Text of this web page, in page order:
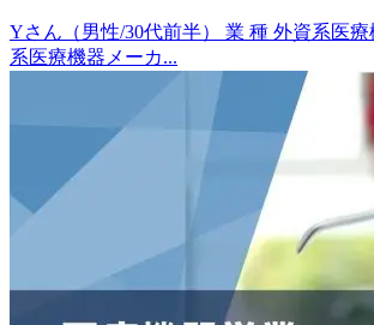
Yさん（男性/30代前半） 業 種 外資系医
系医療機器メーカ...